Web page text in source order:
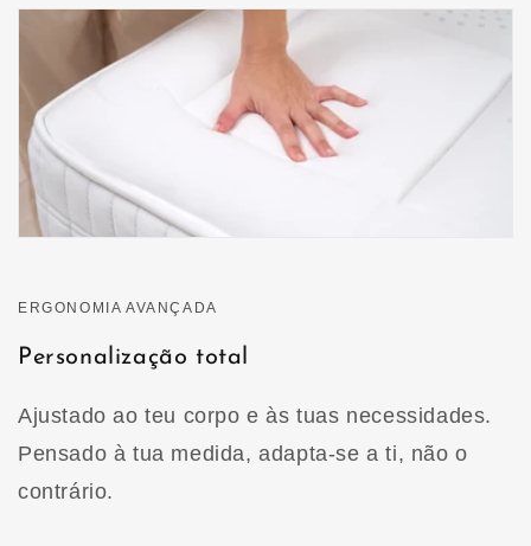
ERGONOMIA AVANÇADA
Personalização total
Ajustado ao teu corpo e às tuas necessidades.
Pensado à tua medida, adapta-se a ti, não o
contrário.